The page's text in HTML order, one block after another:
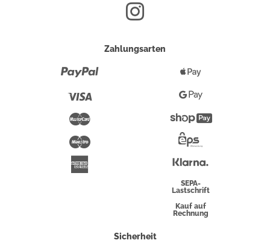
Zahlungsarten
Maestro
Pay
Google
Pay
Überweisung
SEPA-
Lastschrift
Kauf auf
Rechnung
Sicherheit